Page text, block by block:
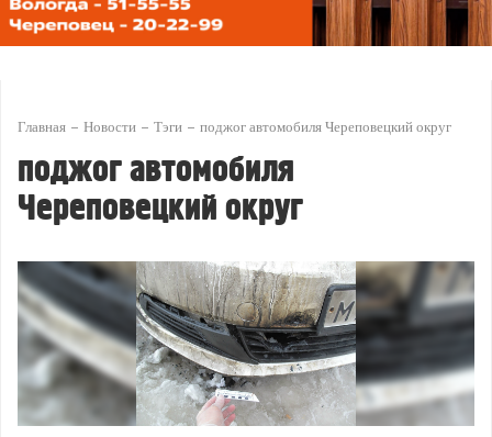
Главная Новости Тэги поджог автомобиля Череповецкий округ
поджог автомобиля
Череповецкий округ